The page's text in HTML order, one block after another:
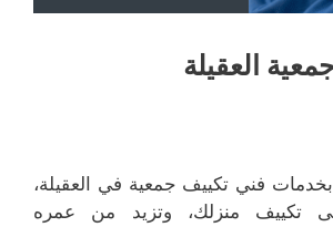
العقيلة
فني تكييف جمعية في العقيلة،
تكييف منزلك، وتزيد من عمره